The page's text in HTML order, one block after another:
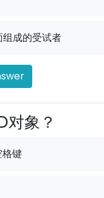
成的受试者
对象？
键